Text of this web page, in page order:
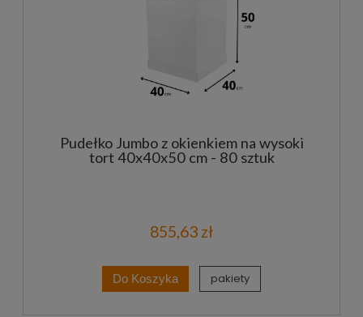
Pudełko Jumbo z okienkiem na wysoki
tort 40x40x50 cm - 80 sztuk
855,63 zł
Do Koszyka pakiety